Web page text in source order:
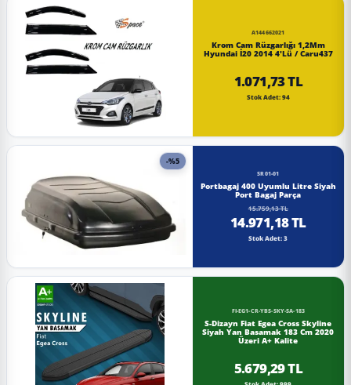
A144662021
Krom Cam Rüzgarlığı 1,2Mm
Hyundai İ20 2014 4'Lü / Caru437
1.071,73 TL
Stok Adet: 94
-%5
SR01-01
Portbagaj 400 Uyumlu Litre Siyah
Port Bagaj Parça
15.759,13 TL
14.971,18 TL
Stok Adet: 3
FI-EG1-CR-YBS-SKY-SA-183
S-Dizayn Fiat Egea Cross Skyline
Siyah Yan Basamak 183 Cm 2020
Üzeri A+ Kalite
5.679,29 TL